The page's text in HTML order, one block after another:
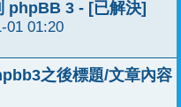
phpBB 3 - [已解決]
01 01:20
之後標題/文章內容